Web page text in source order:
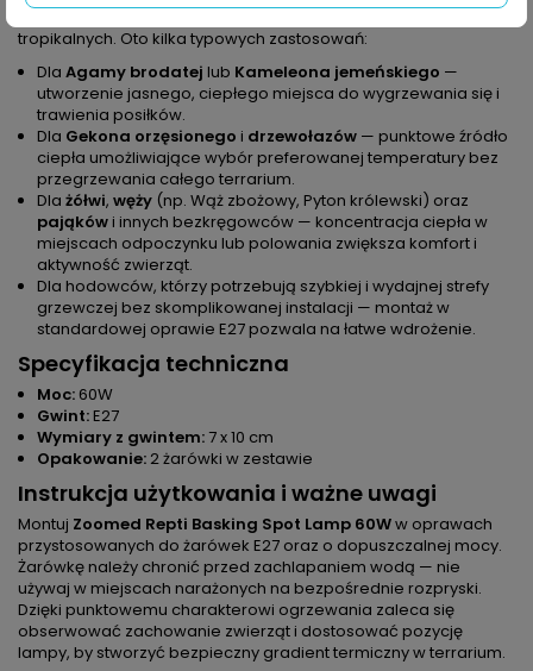
tropikalnych. Oto kilka typowych zastosowań:
Dla Agamy brodatej lub Kameleona jemeńskiego —
utworzenie jasnego, ciepłego miejsca do wygrzewania się i
trawienia posiłków.
Dla Gekona orzęsionego i drzewołazów — punktowe źródło
ciepła umożliwiające wybór preferowanej temperatury bez
przegrzewania całego terrarium.
Dla żółwi, węży (np. Wąż zbożowy, Pyton królewski) oraz
pająkówi innych bezkręgowców — koncentracja ciepła w
miejscach odpoczynku lub polowania zwiększa komfort i
aktywność zwierząt.
Dla hodowców, którzy potrzebują szybkiej i wydajnej strefy
grzewczej bez skomplikowanej instalacji — montaż w
standardowej oprawie E27 pozwala na łatwe wdrożenie.
Specyfikacja techniczna
Moc: 60W
Gwint:E27
Wymiary z gwintem: 7 x 10 cm
Opakowanie: 2 żarówki w zestawie
Instrukcja użytkowania i ważne uwagi
Montuj Zoomed Repti Basking Spot Lamp 60Ww oprawach
przystosowanych do żarówek E27 oraz o dopuszczalnej mocy.
Żarówkę należy chronić przed zachlapaniem wodą — nie
używaj w miejscach narażonych na bezpośrednie rozpryski.
Dzięki punktowemu charakterowi ogrzewania zaleca się
obserwować zachowanie zwierząt i dostosować pozycję
lampy, by stworzyć bezpieczny gradient termiczny w terrarium.